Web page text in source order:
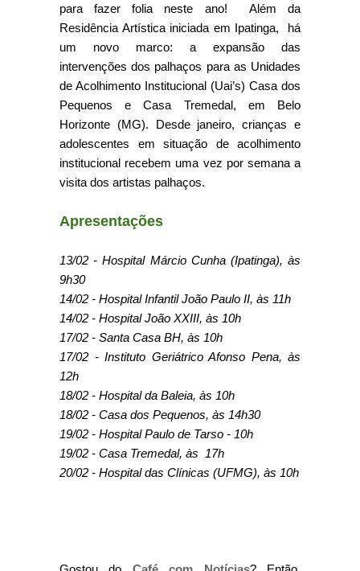
para fazer folia neste ano! Além da
Residência Artística iniciada em Ipatinga, há
um novo marco: a expansão das
intervenções dos palhaços para as Unidades
de Acolhimento Institucional (Uai’s) Casa dos
Pequenos e Casa Tremedal, em Belo
Horizonte (MG). Desde janeiro, crianças e
adolescentes em situação de acolhimento
institucional recebem uma vez por semana a
visita dos artistas palhaços.
Apresentações
13/02 - Hospital Márcio Cunha (Ipatinga), às
9h30
14/02 - Hospital Infantil João Paulo II, às 11h
14/02 - Hospital João XXIII, às 10h
17/02 - Santa Casa BH, às 10h
17/02 - Instituto Geriátrico Afonso Pena, às
12h
18/02 - Hospital da Baleia, às 10h
18/02 - Casa dos Pequenos, às 14h30
19/02 - Hospital Paulo de Tarso - 10h
19/02 - Casa Tremedal, às 17h
20/02 - Hospital das Clínicas (UFMG), às 10h